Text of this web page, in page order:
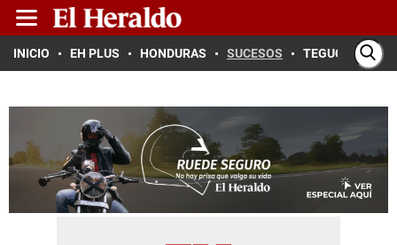
INICIO EH PLUS HONDURAS SUCESOS TEGUCIGALPA